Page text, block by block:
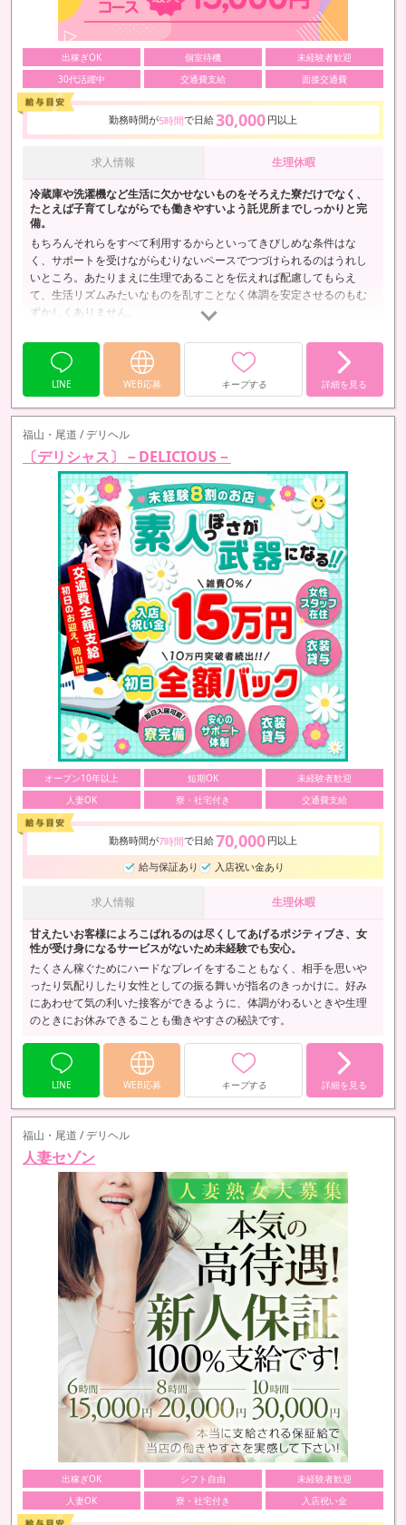
出稼ぎOK 個室待機
未経験者歓迎
30代活躍中
交通費支給 面接交通費
勤務時間が5時間で日給30,000 円以上
求人情報 生理休暇
冷蔵庫や洗濯機など生活に欠かせないものをそろえた寮だけでなく、
たとえば子育てしながらでも働きやすいよう託児所までしっかりと完
備。
もちろんそれらをすべて利用するからといってきびしめな条件はな
く、サポートを受けながらむりないペースでつづけられるのはうれし
いところ。あたりまえに生理であることを伝えれば配慮してもらえ
て、生活リズムみたいなものを乱すことなく体調を安定させるのもむ
ずかしくありません。
LINE WEB応募 キープする 詳細を見る
福山・尾道 / デリヘル
〔デリシャス〕－DELICIOUS－
オープン10年以上 短期OK
未経験者歓迎
人妻OK
寮・社宅付き 交通費支給
勤務時間が7時間で日給70,000 円以上
給与保証あり
入店祝い金あり
求人情報 生理休暇
甘えたいお客様によろこばれるのは尽くしてあげるポジティブさ、女
性が受け身になるサービスがないため未経験でも安心。
たくさん稼ぐためにハードなプレイをすることもなく、相手を思いや
ったり気配りしたり女性としての振る舞いが指名のきっかけに。好み
にあわせて気の利いた接客ができるように、体調がわるいときや生理
のときにお休みできることも働きやすさの秘訣です。
LINE WEB応募 キープする 詳細を見る
福山・尾道 / デリヘル
人妻セゾン
出稼ぎOK シフト自由
未経験者歓迎
人妻OK
寮・社宅付き 入店祝い金